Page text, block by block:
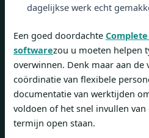
dagelijkse werk echt
Een goed doordachte
softwarezou u moeten helpen
overwinnen. Denk maar aan de
coördinatie van flexibele
documentatie van werktijden
voldoen of het snel invullen
termijn open staan.